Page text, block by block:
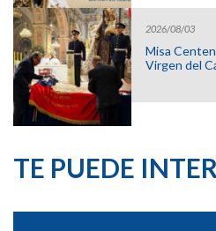
2026/08/03
Misa
Virgen del
TE PUEDE